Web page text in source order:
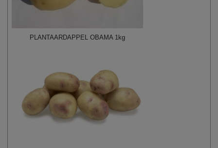
PLANTAARDAPPEL OBAMA 1kg